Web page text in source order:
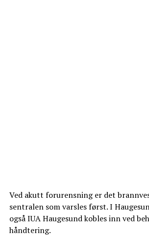
Ved akutt forurensning er det
sentralen som varsles først. I
også IUA Haugesund kobles inn ved
håndtering.